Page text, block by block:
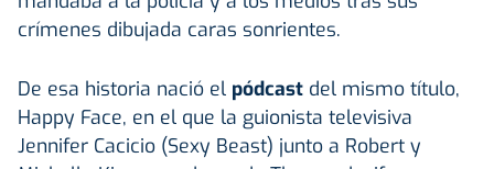
crímenes dibujada caras sonrientes.
De esa historia nació el pódcast del mismo título,
Happy Face, en el que la guionista televisiva
Jennifer Cacicio (Sexy Beast) junto a Robert y